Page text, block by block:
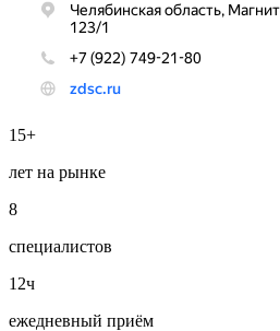
15+
лет на рынке
8
специалистов
12ч
ежедневный приём